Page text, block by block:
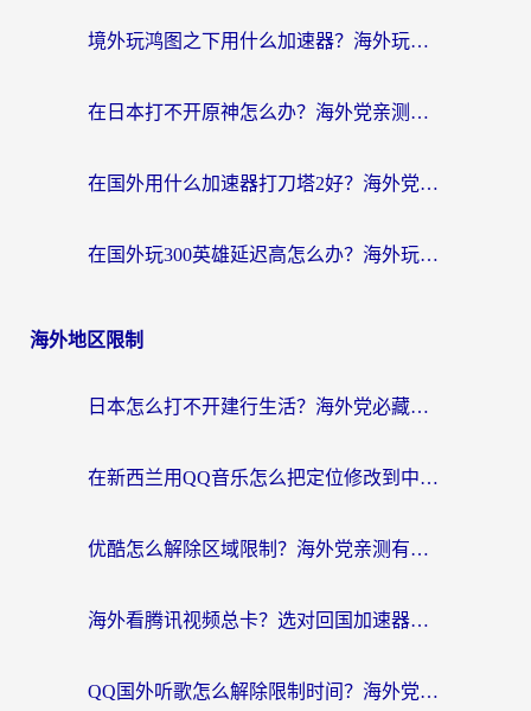
境外玩鸿图之下用什么加速器？海外玩家必看的国服游戏加速全攻略
在日本打不开原神怎么办？海外党亲测有效的国服游戏加速指南
在国外用什么加速器打刀塔2好？海外党国服游戏加速避坑指南
在国外玩300英雄延迟高怎么办？海外玩家亲测有效的加速器选择指南
海外地区限制
日本怎么打不开建行生活？海外党必藏的回国加速指南（含丹麦国外影音问题破解）
在新西兰用QQ音乐怎么把定位修改到中国国内？海外党听歌追剧的实用指南
优酷怎么解除区域限制？海外党亲测有效的回国加速器选择指南
海外看腾讯视频总卡？选对回国加速器，还能解决英国1号店定位+欧洲杯CCTV5直播问题
QQ国外听歌怎么解除限制时间？海外党亲测有效的回国加速方案